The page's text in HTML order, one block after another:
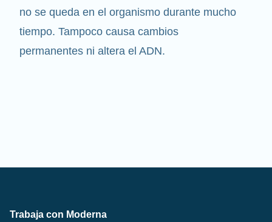
no se queda en el organismo durante mucho
tiempo. Tampoco causa cambios
permanentes ni altera el ADN.
Trabaja con Moderna